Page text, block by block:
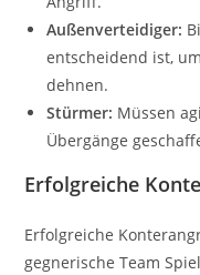
Außenverteidiger:
entscheidend ist,
dehnen.
Stürmer: Müssen
Übergänge
Erfolgreiche
Erfolgreiche
gegnerische Team